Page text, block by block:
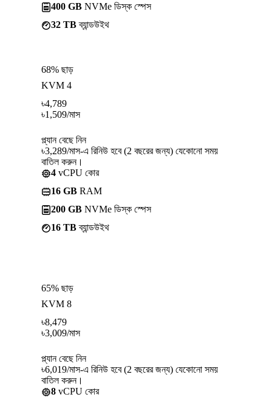
400 GB NVMe ডিস্ক স্পেস
32 TBব্যান্ডউইথ
68% ছাড়
KVM 4
৳4,789
৳1,509/মাস
প্ল্যান বেছে নিন
৳3,289/মাস-এ রিনিউ হবে (2 বছরের জন্য) যেকোনো সময়
বাতিল করুন।
4 vCPU কোর
16 GB RAM
200 GB NVMe ডিস্ক স্পেস
16 TBব্যান্ডউইথ
65% ছাড়
KVM 8
৳8,479
৳3,009/মাস
প্ল্যান বেছে নিন
৳6,019/মাস-এ রিনিউ হবে (2 বছরের জন্য) যেকোনো সময়
বাতিল করুন।
8 vCPU কোর